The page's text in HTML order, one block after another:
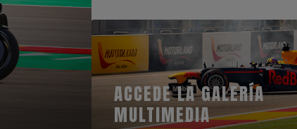
ACCEDE LA GALERÍA
MULTIMEDIA